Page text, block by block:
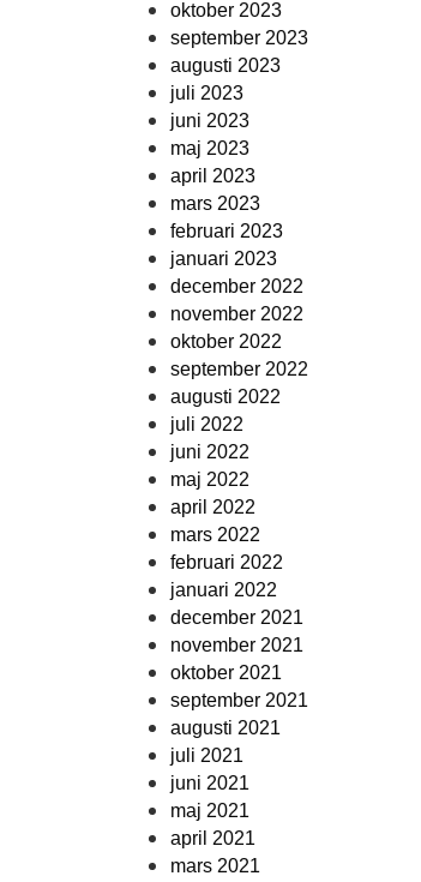
oktober 2023
september 2023
augusti 2023
juli 2023
juni 2023
maj 2023
april 2023
mars 2023
februari 2023
januari 2023
december 2022
november 2022
oktober 2022
september 2022
augusti 2022
juli 2022
juni 2022
maj 2022
april 2022
mars 2022
februari 2022
januari 2022
december 2021
november 2021
oktober 2021
september 2021
augusti 2021
juli 2021
juni 2021
maj 2021
april 2021
mars 2021